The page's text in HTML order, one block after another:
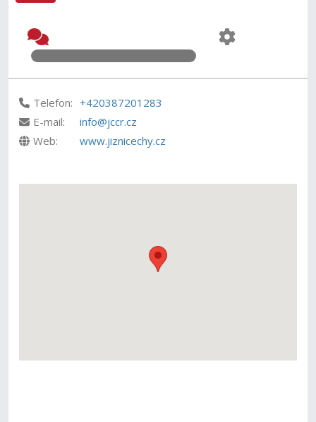
Telefon: +420387201283
E-mail:
info@jccr.cz
Web:
www.jiznicechy.cz